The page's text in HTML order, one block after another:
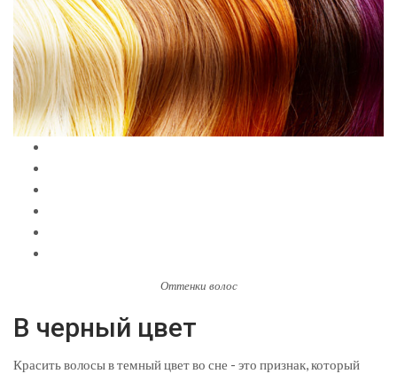
Оттенки волос
В черный цвет
Красить волосы в темный цвет во сне - это признак, который